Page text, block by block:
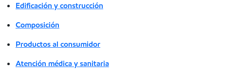
Edificación y construcción
Composición
Productos al consumidor
Atención médica y sanitaria